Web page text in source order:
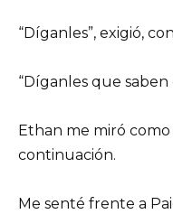
“Díganles”, exigió,
“Díganles que
Ethan me miró
continuación.
Me senté frente a